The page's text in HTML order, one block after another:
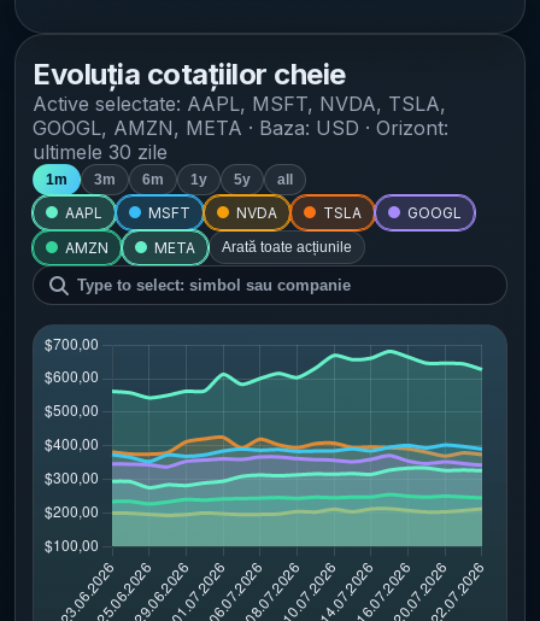
Evoluția cotațiilor cheie
Active selectate: AAPL, MSFT, NVDA, TSLA,
GOOGL, AMZN, META · Baza: USD · Orizont:
ultimele 30 zile
1m 3m 6m 1y 5y all
AAPL MSFT NVDA TSLA
GOOGL
AMZN
META Arată toate acțiunile